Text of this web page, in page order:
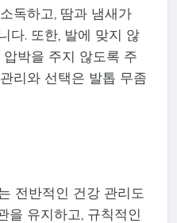
독하고, 땀과 냄새가
다. 또한, 발에 맞지 않
박을 주지 않도록 주
리와 선택은 발톱 무좀
전반적인 건강 관리도
을 유지하고, 규칙적인